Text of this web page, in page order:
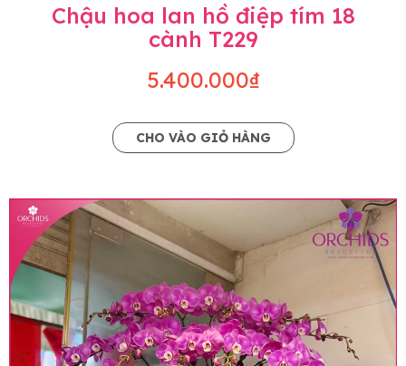
Chậu hoa lan hồ điệp tím 18
cành T229
5.400.000₫
CHO VÀO GIỎ HÀNG